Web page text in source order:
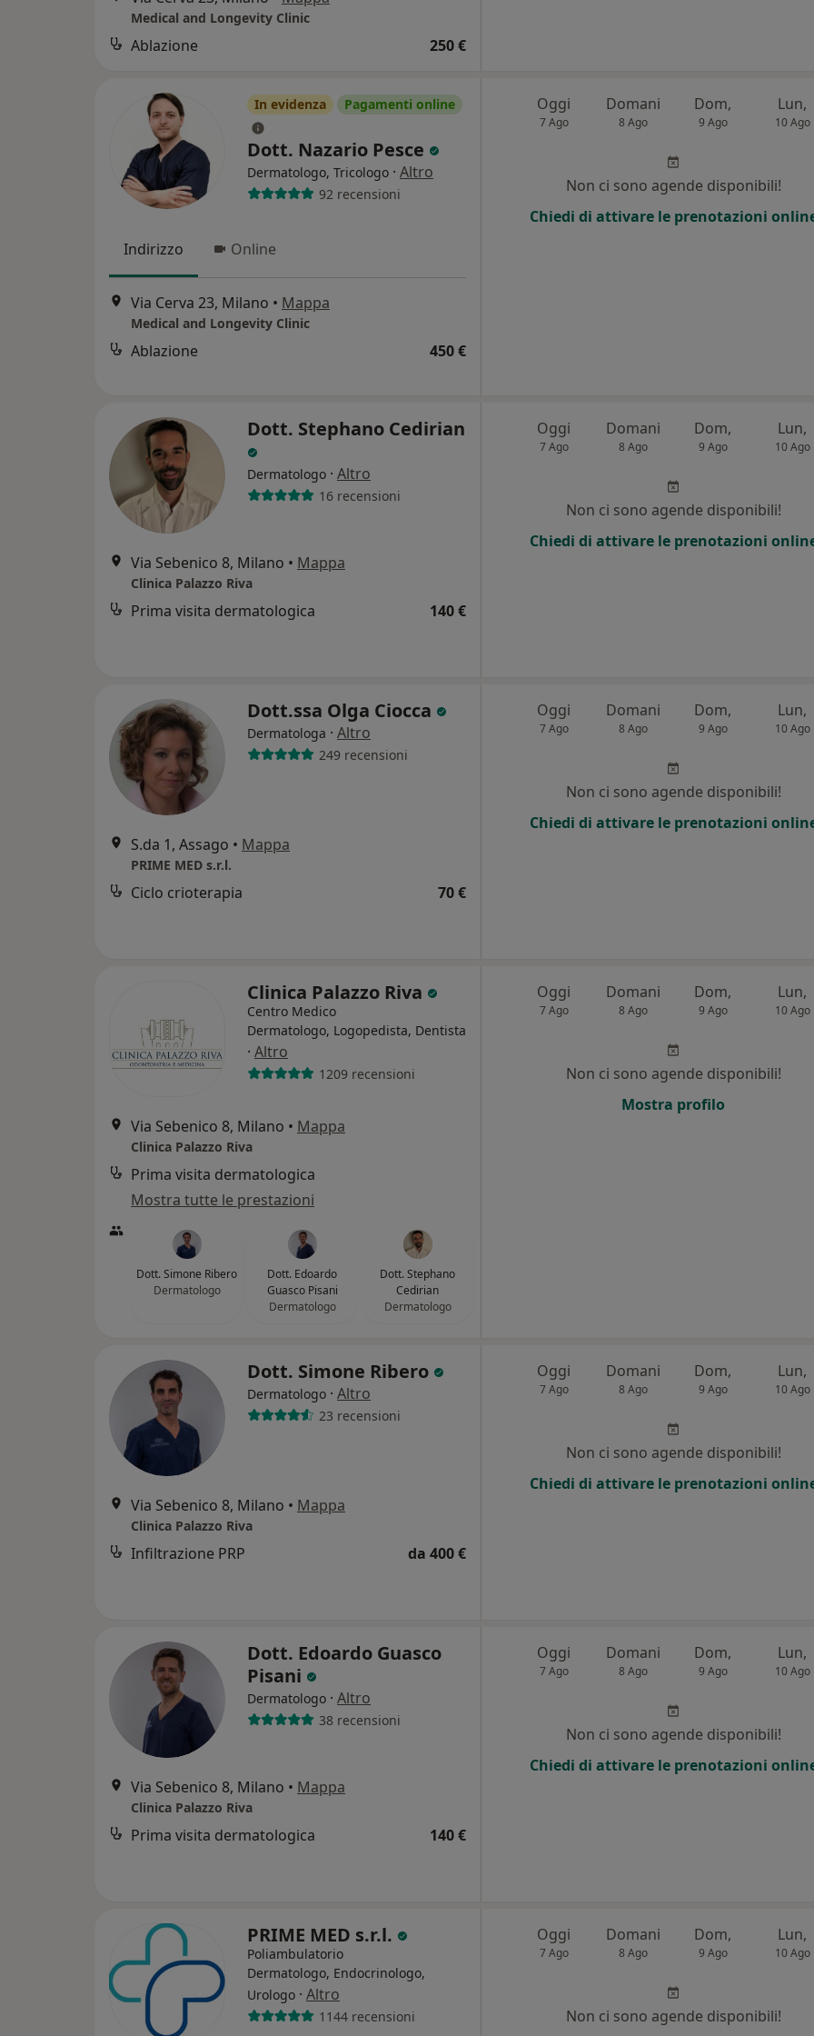
Medical and Longevity Clinic
Ablazione 250 €
In evidenza Pagamenti online
Dott. Nazario Pesce
Dermatologo, Tricologo · Altro
92 recensioni
Indirizzo Online
Via Cerva 23, Milano • Mappa
Medical and Longevity Clinic
Ablazione 450 €
Oggi
7 Ago
Domani
8 Ago
Dom,
9 Ago
Lun,
10 Ago
Non ci sono agende disponibili!
Chiedi di attivare le prenotazioni
Dott. Stephano Cedirian
Dermatologo · Altro
16 recensioni
Via Sebenico 8, Milano • Mappa
Clinica Palazzo Riva
Prima visita dermatologica 140 €
Oggi
7 Ago
Domani
8 Ago
Dom,
9 Ago
Lun,
10 Ago
Non ci sono agende disponibili!
Chiedi di attivare le prenotazioni
Dott.ssa Olga Ciocca
Dermatologa · Altro
249 recensioni
S.da 1, Assago • Mappa
PRIME MED s.r.l.
Ciclo crioterapia 70 €
Oggi
7 Ago
Domani
8 Ago
Dom,
9 Ago
Lun,
10 Ago
Non ci sono agende disponibili!
Chiedi di attivare le prenotazioni
Clinica Palazzo Riva
Centro Medico
Dermatologo, Logopedista, Dentista
· Altro
1209 recensioni
Via Sebenico 8, Milano • Mappa
Clinica Palazzo Riva
Prima visita dermatologica
Mostra tutte le prestazioni
Dott. Simone Ribero
Dermatologo
Dott. Edoardo
Guasco Pisani
Dermatologo
Dott. Stephano
Cedirian
Dermatologo
Oggi
7 Ago
Domani
8 Ago
Dom,
9 Ago
Lun,
10 Ago
Non ci sono agende disponibili!
Mostra profilo
Dott. Simone Ribero
Dermatologo · Altro
23 recensioni
Via Sebenico 8, Milano • Mappa
Clinica Palazzo Riva
Infiltrazione PRP da 400 €
Oggi
7 Ago
Domani
8 Ago
Dom,
9 Ago
Lun,
10 Ago
Non ci sono agende disponibili!
Chiedi di attivare le prenotazioni
Dott. Edoardo Guasco
Pisani
Dermatologo · Altro
38 recensioni
Via Sebenico 8, Milano • Mappa
Clinica Palazzo Riva
Prima visita dermatologica 140 €
Oggi
7 Ago
Domani
8 Ago
Dom,
9 Ago
Lun,
10 Ago
Non ci sono agende disponibili!
Chiedi di attivare le prenotazioni
PRIME MED s.r.l.
Poliambulatorio
Dermatologo, Endocrinologo,
Urologo · Altro
1144 recensioni
Oggi
7 Ago
Domani
8 Ago
Dom,
9 Ago
Lun,
10 Ago
Non ci sono agende disponibili!